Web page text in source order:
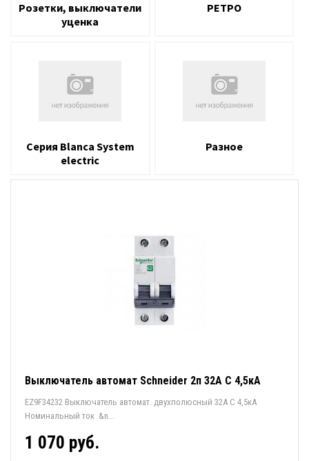
Розетки, выключатели
уценка
РЕТРО
Серия Blanca System
electric
Разное
Выключатель автомат Schneider 2п 32А С 4,5кА
EZ9F34232 Выключатель автомат. двухполюсный 32А С 4,5кА
Номинальный ток &n...
1 070 руб.